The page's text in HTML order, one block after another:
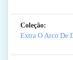
Coleção:
Extra O Arco De